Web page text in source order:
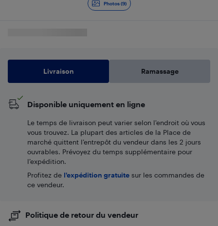
Photos (9)
Livraison Ramassage
Disponible uniquement en ligne
Le temps de livraison peut varier selon l'endroit où vous
vous trouvez. La plupart des articles de la Place de
marché quittent l’entrepôt du vendeur dans les 2 jours
ouvrables. Prévoyez du temps supplémentaire pour
l’expédition.
Profitez de l'expédition gratuite sur les commandes de
ce vendeur.
Politique de retour du vendeur